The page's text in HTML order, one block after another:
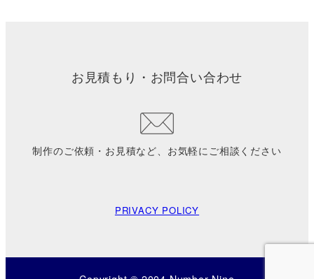
お見積もり・お問合い合わせ
制作のご依頼・お見積など、お気軽にご相談ください
PRIVACY POLICY